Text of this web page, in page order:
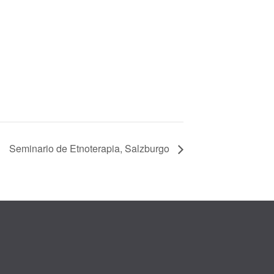
Seminario de Etnoterapia, Salzburgo